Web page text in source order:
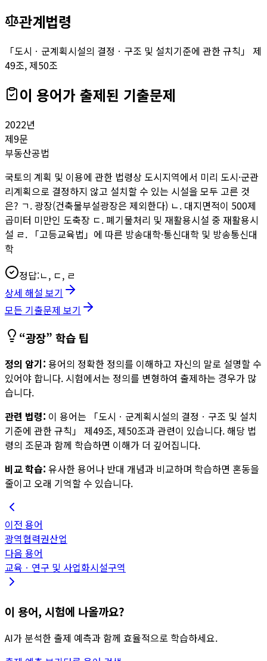
관계법령
「도시ㆍ군계획시설의 결정ㆍ구조 및 설치기준에 관한 규칙」 제
49조, 제50조
이 용어가 출제된 기출문제
2022년
제9문
부동산공법
국토의 계획 및 이용에 관한 법령상 도시지역에서 미리 도시·군관
리계획으로 결정하지 않고 설치할 수 있는 시설을 모두 고른 것
은? ㄱ. 광장(건축물부설광장은 제외한다) ㄴ. 대지면적이 500제
곱미터 미만인 도축장 ㄷ. 폐기물처리 및 재활용시설 중 재활용시
설 ㄹ. 「고등교육법」에 따른 방송대학·통신대학 및 방송통신대
학
정답:ㄴ, ㄷ, ㄹ
상세 해설 보기
모든 기출문제 보기
“광장” 학습 팁
정의 암기: 용어의 정확한 정의를 이해하고 자신의 말로 설명할 수
있어야 합니다. 시험에서는 정의를 변형하여 출제하는 경우가 많
습니다.
관련 법령: 이 용어는
「도시ㆍ군계획시설의 결정ㆍ구조 및 설치
기준에 관한 규칙」 제49조, 제50조과 관련이 있습니다. 해당 법
령의 조문과 함께 학습하면 이해가 더 깊어집니다.
비교 학습: 유사한 용어나 반대 개념과 비교하며 학습하면 혼동을
줄이고 오래 기억할 수 있습니다.
이전 용어
광역협력권산업
다음 용어
교육ㆍ연구 및 사업화시설구역
이 용어, 시험에 나올까요?
AI가 분석한 출제 예측과 함께 효율적으로 학습하세요.